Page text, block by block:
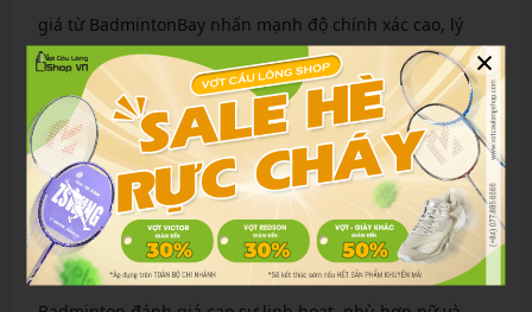
giá từ BadmintonBay nhấn mạnh độ chính xác cao, lý
tưởng người mới nâng cao kỹ thuật.
Vợt cầu lông Yonex Nanoflare Drive
Nanoflare Drive tập trung tốc độ, trọng lượng 4U (83g),
đầu nhẹ, thân hi-flex. Giá 1.400.000 VNĐ, Sonic Flare
System tăng phản ứng nhanh. Hoàn hảo cho thủ và
đánh lưới, với Nanocell Neo bền bỉ. Người dùng tại Titan
×